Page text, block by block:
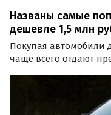
Названы самые
дешевле 1,5 млн
Покупая автомобили
чаще всего отдают
пресс-службе
автомобилей